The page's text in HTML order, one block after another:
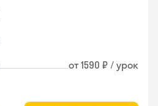
от 1590 ₽ / урок